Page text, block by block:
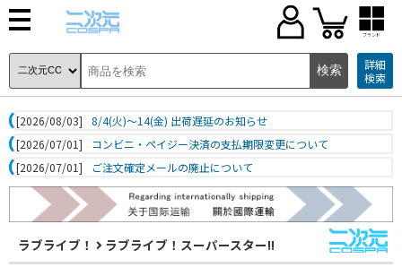
ブランド
詳細
検索
[2026/08/03]
8/4(火)～14(金) 出荷遅延のお知らせ
[2026/07/01]
コンビニ・ペイジー決済の支払期限変更について
[2026/07/01]
ご注文確定メールの廃止について
ラブライブ！ ラブライブ！スーパースター!!